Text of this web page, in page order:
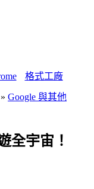
格式工廠
» Google 與其他
全宇宙！